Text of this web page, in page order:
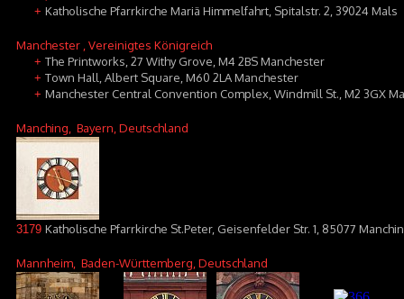
+ Katholische Pfarrkirche Mariä Himmelfahrt, Spitalstr. 2, 39024 Mals
Manchester , Vereinigtes Königreich
+ The Printworks, 27 Withy Grove, M4 2BS Manchester
+ Town Hall, Albert Square, M60 2LA Manchester
+ Manchester Central Convention Complex, Windmill St., M2 3GX
Manching , Bayern, Deutschland
3179 Katholische Pfarrkirche St.Peter, Geisenfelder Str. 1, 85077
Mannheim , Baden-Württemberg, Deutschland